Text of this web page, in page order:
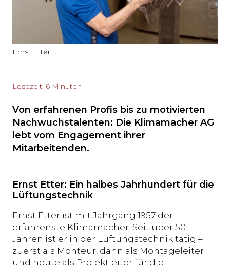
Ernst Etter
Lesezeit: 6 Minuten
Von erfahrenen Profis bis zu motivierten
Nachwuchstalenten: Die Klimamacher AG
lebt vom Engagement ihrer
Mitarbeitenden.
Ernst Etter: Ein halbes Jahrhundert für die
Lüftungstechnik
Ernst Etter ist mit Jahrgang 1957 der
erfahrenste Klimamacher. Seit über 50
Jahren ist er in der Lüftungstechnik tätig –
zuerst als Monteur, dann als Montageleiter
und heute als Projektleiter für die